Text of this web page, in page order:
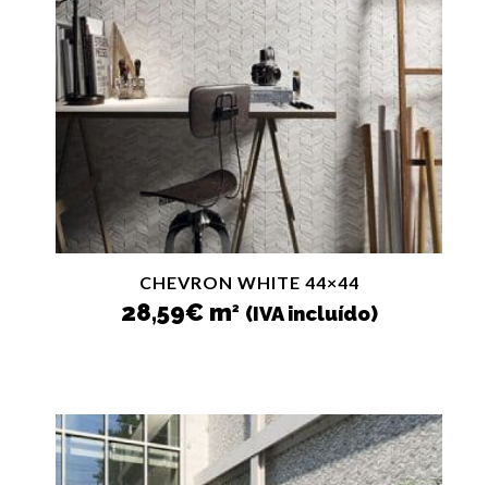
CHEVRON WHITE 44×44
28,59€m2 (IVA incluído)